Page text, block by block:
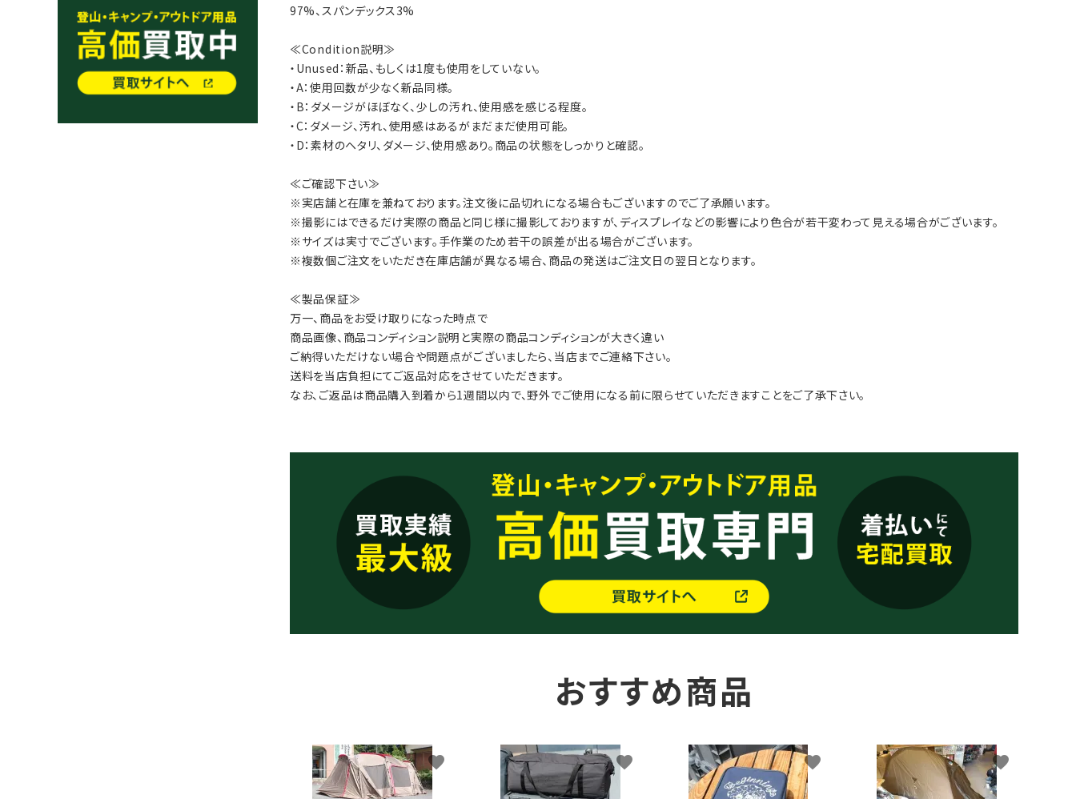
97%、スパンデックス3%
≪Condition説明≫
・Unused：新品、もしくは1度も使用をしていない。
・A：使用回数が少なく新品同様。
・B：ダメージがほぼなく、少しの汚れ、使用感を感じる程度。
・C：ダメージ、汚れ、使用感はあるがまだまだ使用可能。
・D：素材のヘタリ、ダメージ、使用感あり。商品の状態をしっかりと確認。
≪ご確認下さい≫
※実店舗と在庫を兼ねております。注文後に品切れになる場合もございますのでご了承願います。
※撮影にはできるだけ実際の商品と同じ様に撮影しておりますが、ディスプレイなどの影響により色合が若干変わって見える場合がございます。
※サイズは実寸でございます。手作業のため若干の誤差が出る場合がございます。
※複数個ご注文をいただき在庫店舗が異なる場合、商品の発送はご注文日の翌日となります。
≪製品保証≫
万一、商品をお受け取りになった時点で
商品画像、商品コンディション説明と実際の商品コンディションが大きく違い
ご納得いただけない場合や問題点がございましたら、当店までご連絡下さい。
送料を当店負担にてご返品対応をさせていただきます。
なお、ご返品は商品購入到着から1週間以内で、野外でご使用になる前に限らせていただきますことをご了承下さい。
おすすめ商品
favorite favorite favorite favorite